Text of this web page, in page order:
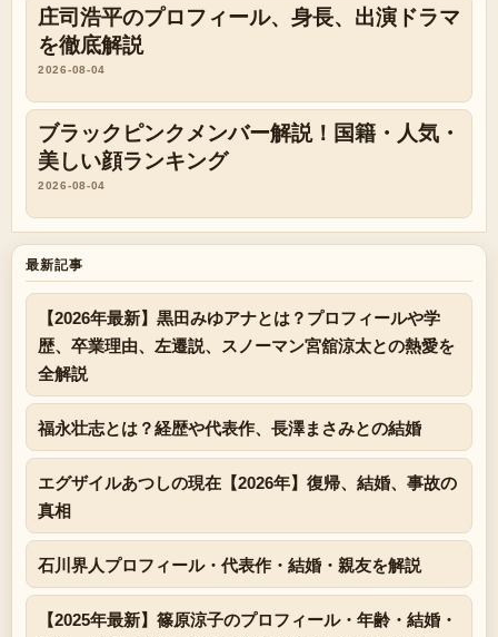
庄司浩平のプロフィール、身長、出演ドラマ
を徹底解説
2026-08-04
ブラックピンクメンバー解説！国籍・人気・
美しい顔ランキング
2026-08-04
最新記事
【2026年最新】黒田みゆアナとは？プロフィールや学
歴、卒業理由、左遷説、スノーマン宮舘涼太との熱愛を
全解説
福永壮志とは？経歴や代表作、長澤まさみとの結婚
エグザイルあつしの現在【2026年】復帰、結婚、事故の
真相
石川界人プロフィール・代表作・結婚・親友を解説
【2025年最新】篠原涼子のプロフィール・年齢・結婚・